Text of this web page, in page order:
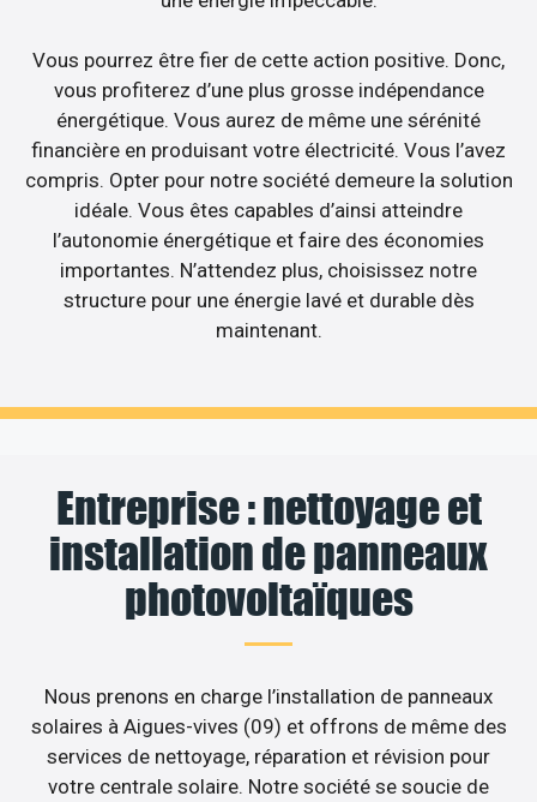
Vous pourrez être fier de cette action positive. Donc,
vous profiterez d’une plus grosse indépendance
énergétique. Vous aurez de même une sérénité
financière en produisant votre électricité. Vous l’avez
compris. Opter pour notre société demeure la solution
idéale. Vous êtes capables d’ainsi atteindre
l’autonomie énergétique et faire des économies
importantes. N’attendez plus, choisissez notre
structure pour une énergie lavé et durable dès
maintenant.
Entreprise : nettoyage et
installation de panneaux
photovoltaïques
Nous prenons en charge l’installation de panneaux
solaires à Aigues-vives (09) et offrons de même des
services de nettoyage, réparation et révision pour
votre centrale solaire. Notre société se soucie de